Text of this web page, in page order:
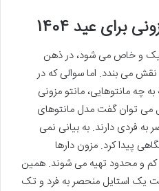
برای عید 1404
و خاص می شود، در ذهن
نقش می بندد. اما سوالی که در
چه مانتوهایی، مانتو مزونی
می توان گفت مدل مانتوهای
فردی دارند. به بیانی نمی
پیدا کرد. مزون دارها
کم و محدود تهیه می شوند. همین
یک استایل منحصر به فرد و تک